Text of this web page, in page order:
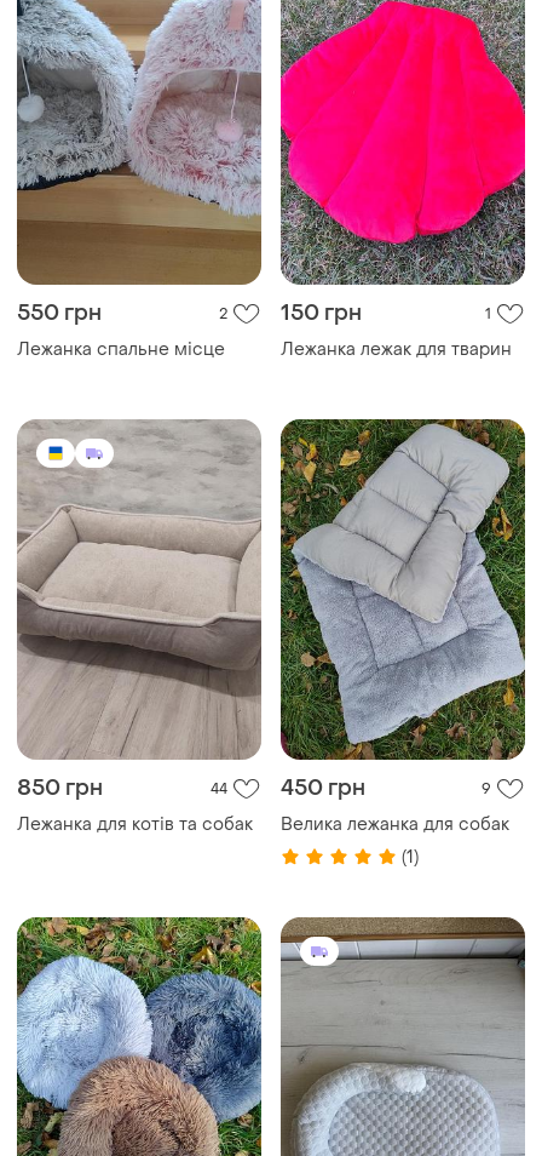
550 грн 2
Лежанка спальне місце
150 грн 1
Лежанка лежак для тварин
850 грн 44
Лежанка для котів та собак
450 грн 9
Велика лежанка для собак
(1)